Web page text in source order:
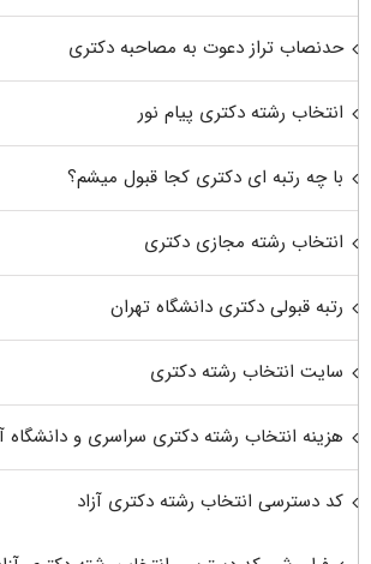
حدنصاب تراز دعوت به مصاحبه دکتری
انتخاب رشته دکتری پیام نور
با چه رتبه ای دکتری کجا قبول میشم؟
انتخاب رشته مجازی دکتری
رتبه قبولی دکتری دانشگاه تهران
سایت انتخاب رشته دکتری
هزینه انتخاب رشته دکتری سراسری و دانشگاه
کد دسترسی انتخاب رشته دکتری آزاد